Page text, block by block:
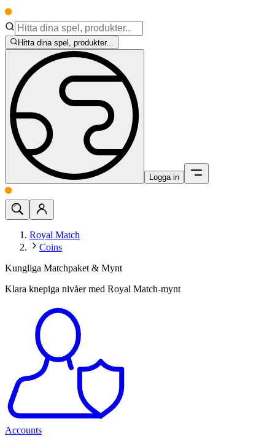
Hitta dina spel, produkter...
Logga in
Royal Match
Coins
Kungliga Matchpaket & Mynt
Klara knepiga nivåer med Royal Match-mynt
Accounts